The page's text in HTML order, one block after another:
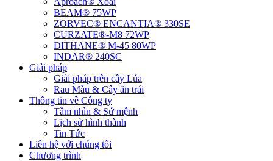
BEAM® 75WP
ZORVEC® ENCANTIA® 330SE
CURZATE®-M8 72WP
DITHANE® M-45 80WP
INDAR® 240SC
Giải pháp
Giải pháp trên cây Lúa
Rau Màu & Cây ăn trái
Thông tin về Công ty
Tầm nhìn & Sứ mệnh
Lịch sử hình thành
Tin Tức
Liên hệ với chúng tôi
Chương trình